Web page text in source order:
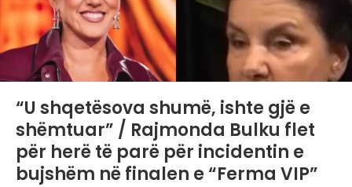
“U shqetësova shumë, ishte gjë e
shëmtuar” / Rajmonda Bulku flet
për herë të parë për incidentin e
bujshëm në finalen e “Ferma VIP”